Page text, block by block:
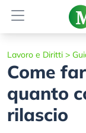
Lavoro e Diritti >
Come
quanto
rilascio